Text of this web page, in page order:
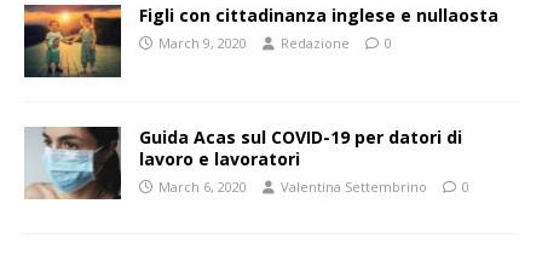
Figli con cittadinanza inglese e nullaosta
March 9, 2020 Redazione 0
Guida Acas sul COVID-19 per datori di
lavoro e lavoratori
March 6, 2020 Valentina Settembrino 0